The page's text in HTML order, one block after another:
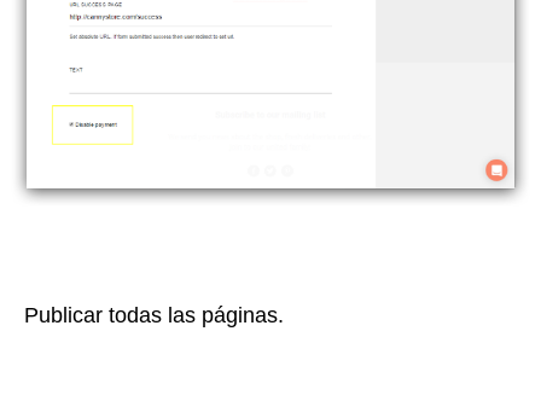
Publicar todas las páginas.